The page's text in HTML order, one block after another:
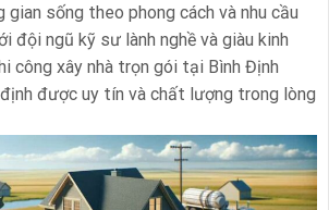
gian sống theo phong cách và nhu cầu
đội ngũ kỹ sư lành nghề và giàu kinh
công xây nhà trọn gói tại Bình Định
được uy tín và chất lượng trong lòng